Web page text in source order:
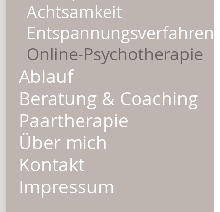
Achtsamkeit
Entspannungsverfahren
Online-Psychotherapie
Ablauf
Beratung & Coaching
Paartherapie
Über mich
Kontakt
Impressum